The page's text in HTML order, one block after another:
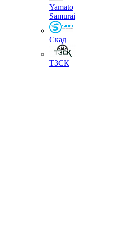
Yamato
Samurai
Скад
ТЗСК